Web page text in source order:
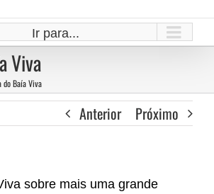
Ir para...
Viva
do Baía Viva
Anterior Próximo
sobre mais uma grande